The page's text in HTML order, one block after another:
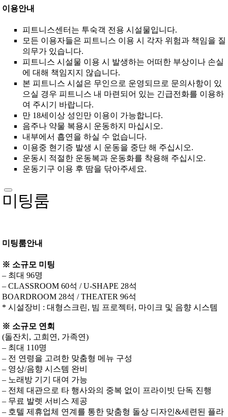
이용안내
피트니스센터는 투숙객 전용 시설물입니다.
모든 이용자들은 피트니스 이용 시 각자 위험과 책임을 질
의무가 있습니다.
피트니스 시설물 이용 시 발생하는 어떠한 부상이나 손실
에 대해 책임지지 않습니다.
본 피트니스 시설은 무인으로 운영되므로 문의사항이 있
으실 경우 피트니스 내 마련되어 있는 긴급전화를 이용하
여 주시기 바랍니다.
만 18세이상 성인만 이용이 가능합니다.
음주나 약물 복용시 운동하지 마십시오.
내부에서 흡연을 하실 수 없습니다.
이용중 현기증 발생 시 운동을 중단 해 주십시오.
운동시 적절한 운동복과 운동화를 착용해 주십시오.
운동기구 이용 후 땀을 닦아주세요.
미팅룸
미팅룸안내
※ 소규모 미팅
– 최대 96명
– CLASSROOM 60석 / U-SHAPE 28석
BOARDROOM 28석 / THEATER 96석
* 시설장비 : 대형스크린, 빔 프로젝터, 마이크 및 음향 시스템
※ 소규모 연회
(돌잔치, 고희연, 가족연)
– 최대 110명
– 전 연령을 고려한 맞춤형 메뉴 구성
– 영상/음향 시스템 완비
– 노래방 기기 대여 가능
– 전체 대관으로 타 행사와의 중복 없이 프라이빗 단독 진행
– 무료 발렛 서비스 제공
– 호텔 제휴업체 연계를 통한 맞춤형 돌상 디자인&세련된 플라